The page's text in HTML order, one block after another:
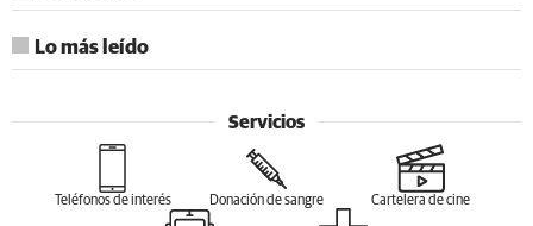
Lo más leído
Servicios
Teléfonos de interés Donación de sangre Cartelera de cine